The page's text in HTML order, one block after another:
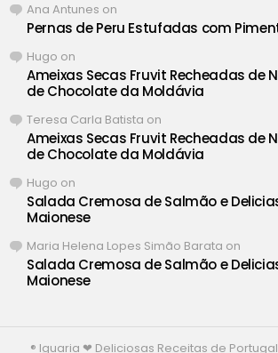
Ana Antunes on
Pernas de Peru Estufadas com
Hugo on
Ameixas Secas Fruvit Recheadas de
de Chocolate da Moldávia
Teresa Carla Batista on
Ameixas Secas Fruvit Recheadas de
de Chocolate da Moldávia
Hugo on
Salada Cremosa de Salmão e
Maionese
Maria Helena Lopes Simão Barata on
Salada Cremosa de Salmão e
Maionese
® Iguaria ❤ Deliciosas Receitas de Portugal